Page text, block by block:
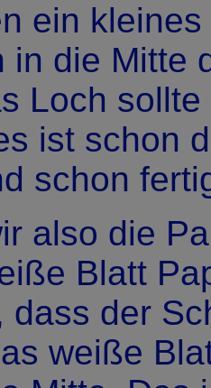
ein
in die Mitte
Loch
ist schon
schon
also die
Blatt
dass der
weiße